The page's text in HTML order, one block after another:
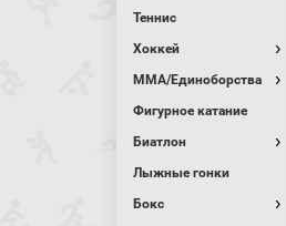
Теннис
Хоккей
MMA/Единоборства
Фигурное катание
Биатлон
Лыжные гонки
Бокс